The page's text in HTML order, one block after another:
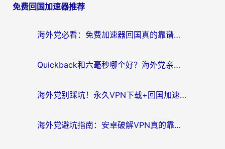
导
免费回国加速器推荐
海外党必看：免费加速器回国真的靠谱吗？3步教你选到好用的归雁替代
Quickback和六毫秒哪个好？海外党亲测：选对回国加速器，无缝刷剧办公不再愁
海外党别踩坑！永久VPN下载+回国加速器选择指南，无缝刷国内剧游戏支付
海外党避坑指南：安卓破解VPN真的靠谱吗？教你选对回国加速器无缝刷国内资源